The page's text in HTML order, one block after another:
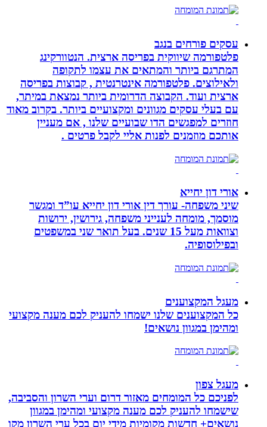
עסקים פורחים בנגב
פלטפורמה שיווקית בפריסה ארצית. הנטוורקינג
המתרגם ביותר והמתאים את עצמו לתקופה
ולאילוצים. פלטפורמה אינטרנטית , קבוצות בפריסה
ארצית ועוד. הקבוצה הדרומית ביותר נמצאת במיתר,
עם בעלי עסקים מגוונים ומקצועיים ביותר. בקרוב מאוד
חוזרים למפגשים הדו שבועיים שלנו , אם מעניין
אותכם מוזמנים לפנות אליי לקבל פרטים .
אורי דון יחייא
שיני משפחה- עורך דין אורי דון יחייא עו”ד ומגשר
מוסמך, מומחה לענייני משפחה, גירושין, ירושות
וצוואות מעל 15 שנים. בעל תואר שני במשפטים
ובפילוסופיה.
מעגל המקצוענים
כל המקצוענים שלנו ישמחו להעניק לכם מענה מקצועי
ומהימן במגוון נושאים!
מעגל צפון
לפניכם כל המומחים מאזור דרום וערי השרון והסביבה,
שישמחו להעניק לכם מענה מקצועי ומהימן במגוון
נושאים+ חדשות מקומיות מידי יום בכל ערי השרון מקו